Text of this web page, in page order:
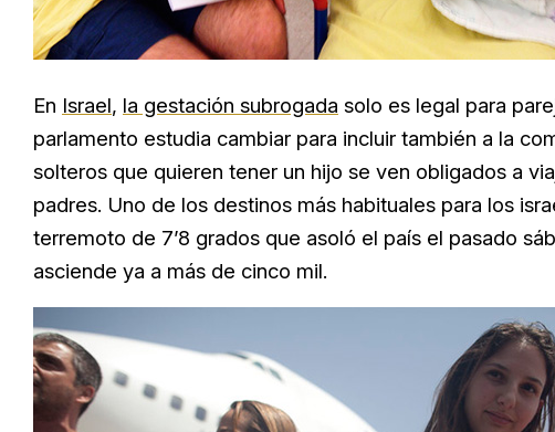
En Israel, la gestación subrogada solo es legal para
parlamento estudia cambiar para incluir también a la
solteros que quieren tener un hijo se ven obligados a
padres. Uno de los destinos más habituales para los
terremoto de 7’8 grados que asoló el país el pasado
asciende ya a más de cinco mil.